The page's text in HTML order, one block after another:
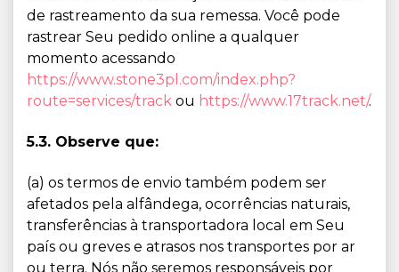
de rastreamento da sua remessa. Você pode
rastrear Seu pedido online a qualquer
momento acessando
https://www.stone3pl.com/index.php?
route=services/track ou https://www.17track.net/.
5.3. Observe que:
(a) os termos de envio também podem ser
afetados pela alfândega, ocorrências naturais,
transferências à transportadora local em Seu
país ou greves e atrasos nos transportes por ar
ou terra. Nós não seremos responsáveis por